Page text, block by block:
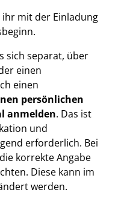
mit der Einladung
sich separat, über
einen
einen
persönlichen
anmelden. Das ist
und
erforderlich. Bei
korrekte Angabe
Diese kann im
werden.